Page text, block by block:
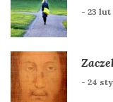
- 23 lut
- 24